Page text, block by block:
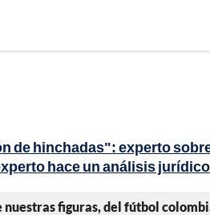
de hinchadas": experto
hace un análisis jurídico
figuras, del fútbol